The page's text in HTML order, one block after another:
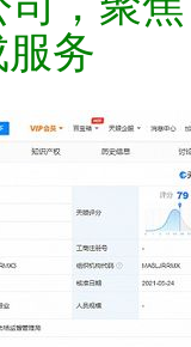
务